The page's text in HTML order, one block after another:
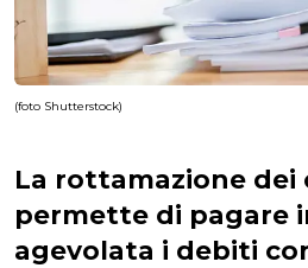
(foto Shutterstock)
La rottamazione dei
permette di pagare
agevolata i debiti